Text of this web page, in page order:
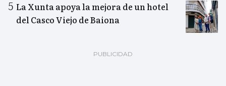
La Xunta apoya la mejora de un hotel
del Casco Viejo de Baiona